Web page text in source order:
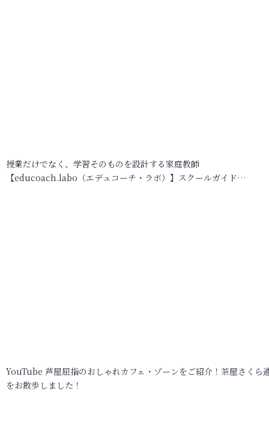
授業だけでなく、学習そのものを設計する家庭教師
【educoach.labo（エデュコーチ・ラボ）】スクールガイド…
YouTube 芦屋屈指のおしゃれカフェ・ゾーンをご紹介！茶屋さくら
をお散歩しました！